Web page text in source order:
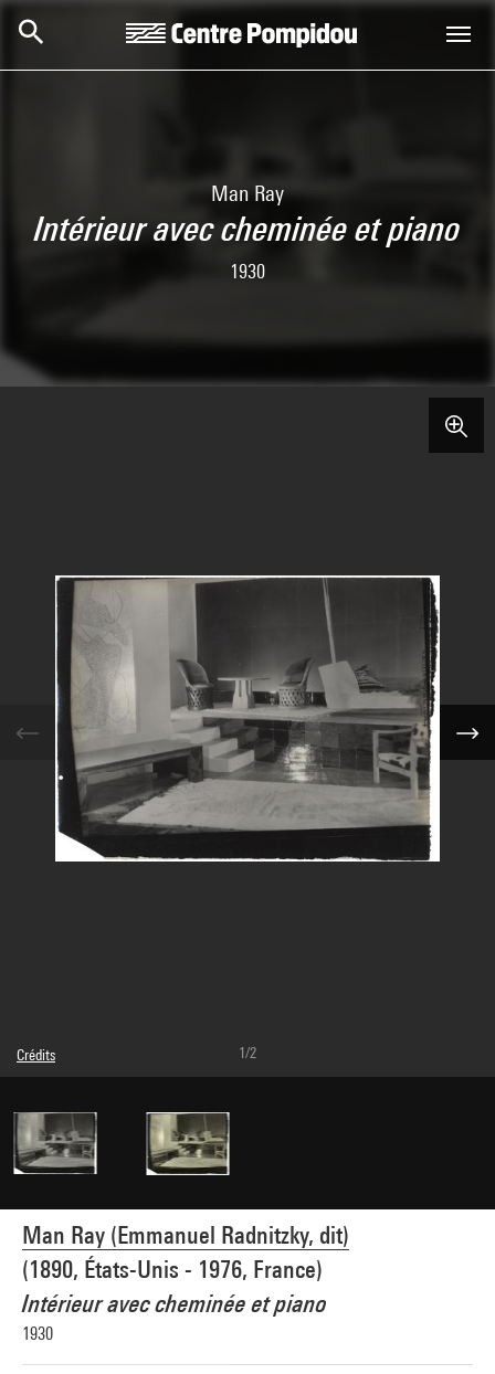
Aller au contenu principal
Centre Pompidou
Man Ray
Intérieur avec cheminée et piano
1930
Man Ray (Emmanuel Radnitzky, dit)
(1890, États-Unis - 1976, France)
Intérieur avec cheminée et piano
1930
Crédits
© Man Ray Trust / Adagp, Paris
GrandPalaisRmn
Réf. image : 4N12153
Diffusion image :
GrandPalaisRmnPhoto
1/2